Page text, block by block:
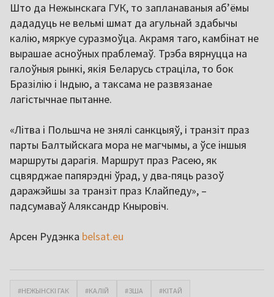
Што да Нежынскага ГУК, то запланаваныя абʼёмы
дададуць не вельмі шмат да агульнай здабычы
калію, мяркуе суразмоўца. Акрамя таго, камбінат не
вырашае асноўных праблемаў. Трэба вярнуцца на
галоўныя рынкі, якія Беларусь страціла, то бок
Бразілію і Індыю, а таксама не развязанае
лагістычнае пытанне.
«Літва і Польшча не знялі санкцыяў, і транзіт праз
парты Балтыйскага мора не магчымы, а ўсе іншыя
маршруты дарагія. Маршрут праз Расею, як
сцвярджае папярэдні ўрад, у два-пяць разоў
даражэйшы за транзіт праз Клайпеду», –
падсумаваў Аляксандр Кныровіч.
Арсен Рудэнка belsat.eu
#НЕЖЫНСКІ ГАК #КАЛІЙ #ЗША #КІТАЙ